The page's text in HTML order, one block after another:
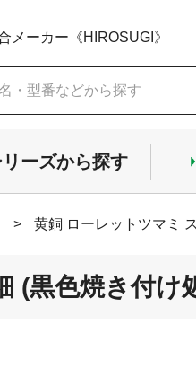
メーカー《HIROSUGI》
リーズから探す
> 黄銅 ローレットツマミ
(黒色焼き付